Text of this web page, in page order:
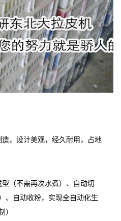
，设计美观，经久耐用，占地
（不需再次水煮）、自动切
、自动收粉，实现全自动化生
）